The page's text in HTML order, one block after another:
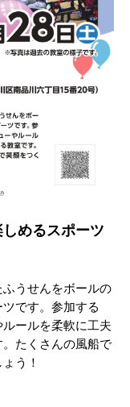
めるスポーツ
うせんをボールの
です。参加する
ールを柔軟に工夫
たくさんの風船で
う！